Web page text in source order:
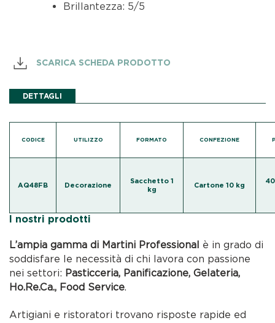
Brillantezza: 5/5
SCARICA SCHEDA PRODOTTO
DETTAGLI
CODICE UTILIZZO
AQ48FB Decorazione
FORMATO CONFEZIONE
Sacchetto 1
kg
Cartone 10 kg
I nostri prodotti
L’ampia gamma di Martini Professional è in grado di
soddisfare le necessità di chi lavora con passione
nei settori: Pasticceria, Panificazione, Gelateria,
Ho.Re.Ca., Food Service.
Artigiani e ristoratori trovano risposte rapide ed